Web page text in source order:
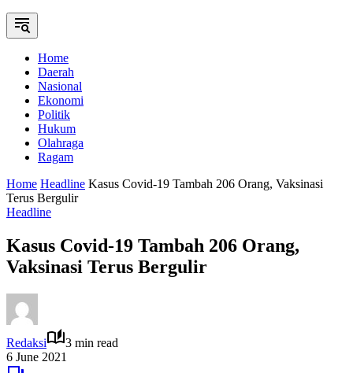
Home
Daerah
Nasional
Ekonomi
Politik
Hukum
Olahraga
Ragam
Home Headline Kasus Covid-19 Tambah 206 Orang, Vaksinasi
Terus Bergulir
Headline
Kasus Covid-19 Tambah 206 Orang,
Vaksinasi Terus Bergulir
Redaksi
3 min read
6 June 2021